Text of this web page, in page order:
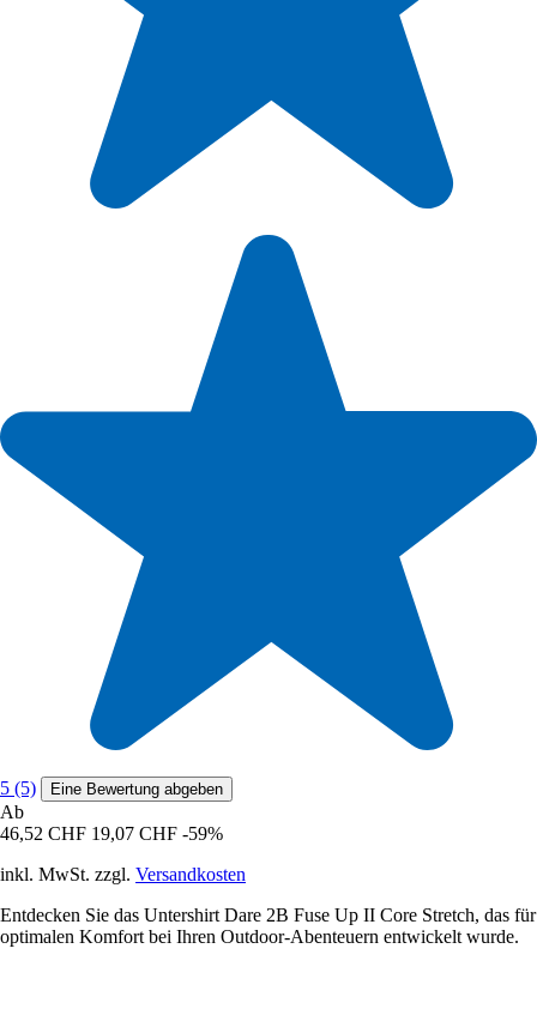
5 (5) Eine Bewertung abgeben
Ab
46,52 CHF 19,07 CHF -59%
inkl. MwSt. zzgl. Versandkosten
Entdecken Sie das Untershirt Dare 2B Fuse Up II Core Stretch, das für
optimalen Komfort bei Ihren Outdoor-Abenteuern entwickelt wurde.